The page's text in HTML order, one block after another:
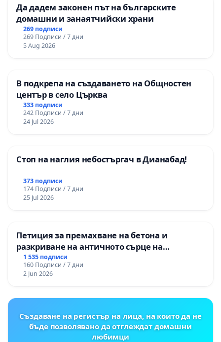
Да дадем законен път на българските
домашни и занаятчийски храни
269 подписи
269 Подписи / 7 дни
5 Aug 2026
В подкрепа на създаването на Общностен
център в село Църква
333 подписи
242 Подписи / 7 дни
24 Jul 2026
Стоп на наглия небостъргач в Дианабад!
373 подписи
174 Подписи / 7 дни
25 Jul 2026
Петиция за премахване на бетона и
разкриване на античното сърце на
Могиланската могила във Враца
1 535 подписи
160 Подписи / 7 дни
2 Jun 2026
Създаване на регистър на лица, на които да не
бъде позволявано да отглеждат домашни
любимци